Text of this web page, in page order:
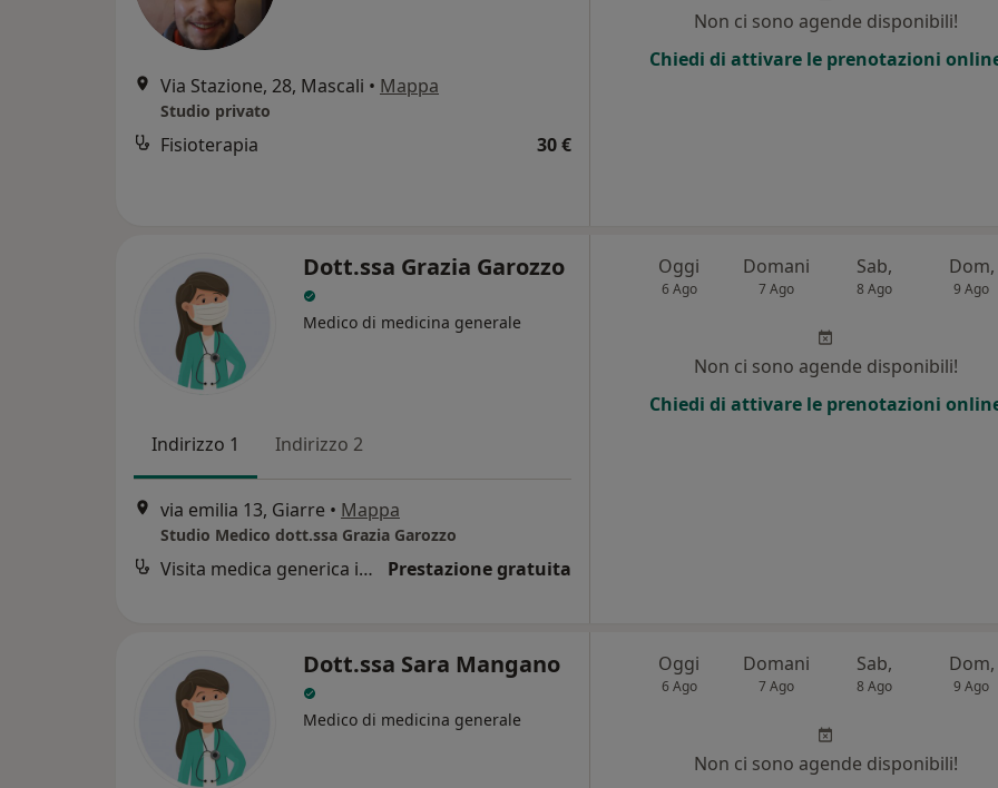
Via Stazione, 28, Mascali • Mappa
Studio privato
Fisioterapia 30 €
Non ci sono agende disponibili!
Chiedi di attivare le prenotazioni
Dott.ssa Grazia Garozzo
Medico di medicina generale
Indirizzo 1 Indirizzo 2
via emilia 13, Giarre • Mappa
Studio Medico dott.ssa Grazia Garozzo
Visita medica generica in CONVENZIONE Prestazione gratuita
Oggi
6 Ago
Domani
7 Ago
Sab,
8 Ago
Dom,
9 Ago
Non ci sono agende disponibili!
Chiedi di attivare le prenotazioni
Dott.ssa Sara Mangano
Medico di medicina generale
Oggi
6 Ago
Domani
7 Ago
Sab,
8 Ago
Dom,
9 Ago
Non ci sono agende disponibili!